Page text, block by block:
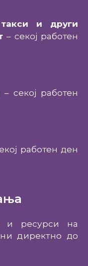
и други
– секој работен
– секој работен
работен ден
и ресурси на
директно до